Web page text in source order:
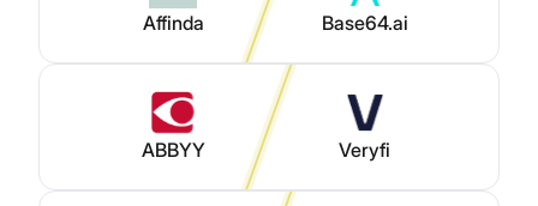
Affinda Base64.ai
ABBYY Veryfi